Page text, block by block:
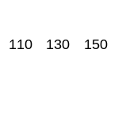
110 130 150